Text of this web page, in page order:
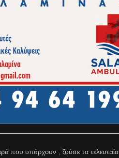
που υπάρχουν-, ζούσε τα